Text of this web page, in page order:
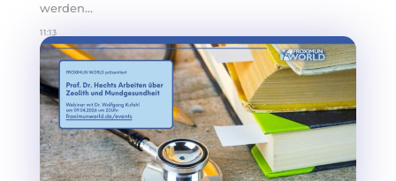
werden...
11:13